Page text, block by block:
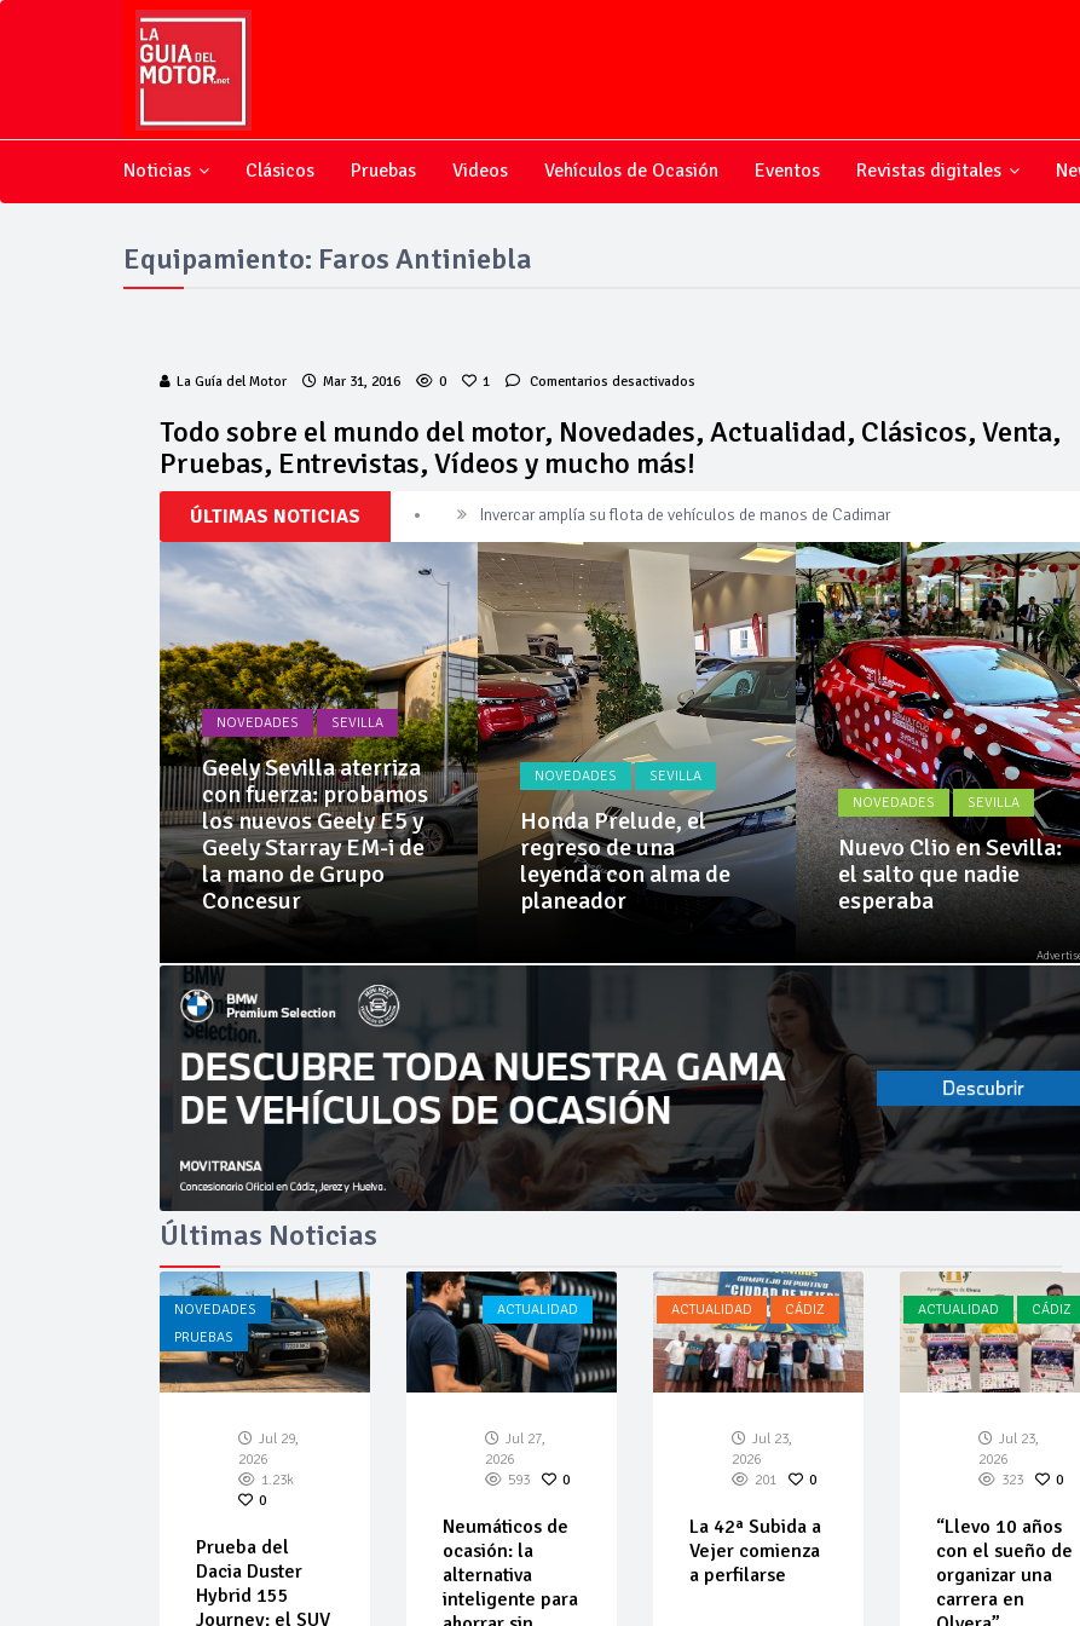
Noticias Clásicos Pruebas Videos Vehículos de Ocasión Eventos Revistas digitales
Equipamiento: Faros Antiniebla
La Guía del Motor Mar 31, 2016 0 1 Comentarios desactivadosen
sobre
el
motor,
Novedades,
Actualidad,
Clásicos,
Venta,
Pruebas,
Entrevistas,
Vídeos
y
mucho
más!
Todo sobre el mundo del motor, Novedades, Actualidad, Clásicos, Venta,
Pruebas, Entrevistas, Vídeos y mucho más!
ÚLTIMAS NOTICIAS Invercar amplía su flota de vehículos de manos de Cadimar
Cárnicas El Alcazar, patrocinador de la 42ª Subida a Vejer
El asidonense David González debuta puntuando en Moto3
NOVEDADES SEVILLA
Geely Sevilla aterriza
con fuerza: probamos
los nuevos Geely E5 y
Geely Starray EM-i de
la mano de Grupo
Concesur
NOVEDADES SEVILLA
Honda Prelude, el
regreso de una
leyenda con alma de
planeador
NOVEDADES SEVILLA
Nuevo Clio en Sevilla:
el salto que nadie
esperaba
Últimas Noticias
NOVEDADES
PRUEBAS
Jul 29,
2026
1.23k
0
Prueba del
Dacia Duster
Hybrid 155
Journey: el SUV
ACTUALIDAD
Jul 27,
2026
593
0
Neumáticos de
ocasión: la
alternativa
inteligente para
ACTUALIDAD CÁDIZ
Jul 23,
2026
201
0
La 42ª Subida a
Vejer comienza
a perfilarse
ACTUALIDAD CÁDIZ
Jul 23,
2026
323
0
“Llevo 10 años
con el sueño de
organizar una
carrera en